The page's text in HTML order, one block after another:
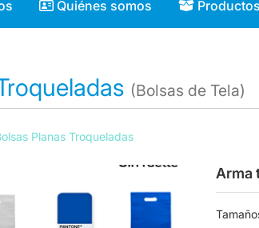
Quiénes somos
Quiénes somos Productos
Productos
(Bolsas de Tela)
Planas Troqueladas
Arma